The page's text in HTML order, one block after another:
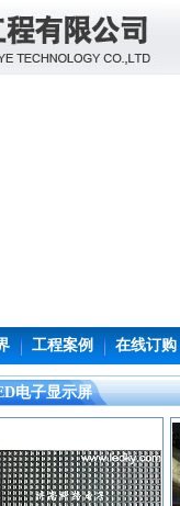
工程案例 在线订购
电子显示屏